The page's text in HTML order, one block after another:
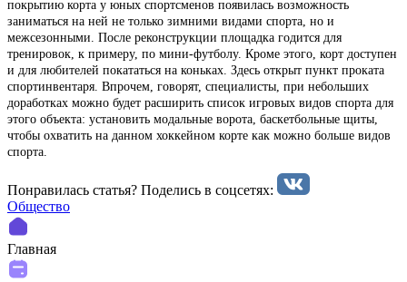
покрытию корта у юных спортсменов появилась возможность
заниматься на ней не только зимними видами спорта, но и
межсезонными. После реконструкции площадка годится для
тренировок, к примеру, по мини-футболу. Кроме этого, корт доступен
и для любителей покататься на коньках. Здесь открыт пункт проката
спортинвентаря. Впрочем, говорят, специалисты, при небольших
доработках можно будет расширить список игровых видов спорта для
этого объекта: установить модальные ворота, баскетбольные щиты,
чтобы охватить на данном хоккейном корте как можно больше видов
спорта.
Понравилась статья? Поделиcь в соцсетях:
Общество
Главная